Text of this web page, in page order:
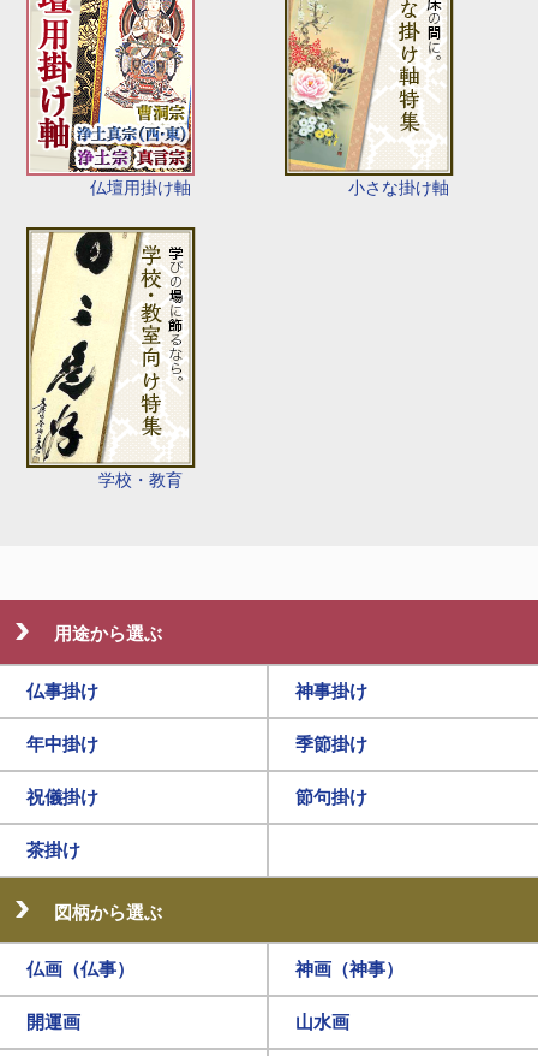
仏壇用掛け軸 小さな掛け軸
学校・教育
用途から選ぶ
仏事掛け 神事掛け
年中掛け 季節掛け
祝儀掛け 節句掛け
茶掛け
図柄から選ぶ
仏画（仏事） 神画（神事）
開運画 山水画